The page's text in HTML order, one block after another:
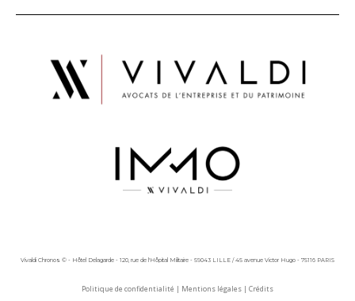
Vivaldi Chronos © - Hôtel Delagarde - 120, rue de l'Hôpital Militaire - 59043 LILLE / 45 avenue Victor Hugo - 75116 PARIS
Politique de confidentialité | Mentions légales | Crédits